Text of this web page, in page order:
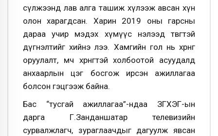
сүлжээнд лав алга ташиж хүлээж авсан хүн
олон харагдсан. Харин 2019 оны гарсны
дараа учир мэдэх хүмүүс нэлээд төвөгтэй
дүгнэлтийг хийнэ лээ. Хамгийн гол нь хөрөнгө
оруулалт, өмч хөрөнгөтэй холбоотой асуудалд
анхаарлын цэг босгож ирсэн ажиллагаа
болсон гэцгээж байна.
Бас “тусгай ажиллагаа”-ндаа ЗГХЭГ-ын
дарга Г.Занданшатар телевизийн
сурвалжлагч, зураглаачдыг дагуулж явсан